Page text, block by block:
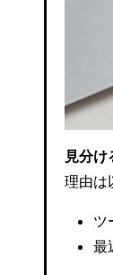
見分け
理由は
ツ
最